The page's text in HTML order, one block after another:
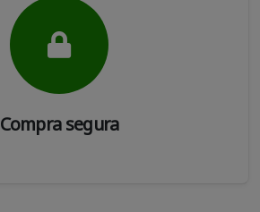
Compra segura